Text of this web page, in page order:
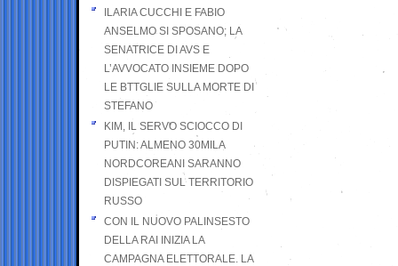
ILARIA CUCCHI E FABIO
ANSELMO SI SPOSANO; LA
SENATRICE DI AVS E
L’AVVOCATO INSIEME DOPO
LE BTTGLIE SULLA MORTE DI
STEFANO
KIM, IL SERVO SCIOCCO DI
PUTIN: ALMENO 30MILA
NORDCOREANI SARANNO
DISPIEGATI SUL TERRITORIO
RUSSO
CON IL NUOVO PALINSESTO
DELLA RAI INIZIA LA
CAMPAGNA ELETTORALE. LA